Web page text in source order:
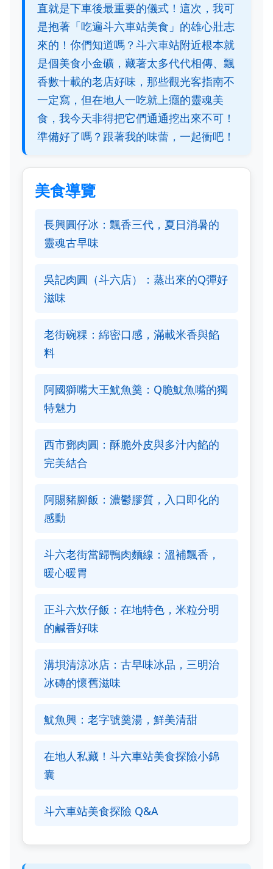
直就是下車後最重要的儀式！這次，我可
是抱著「吃遍斗六車站美食」的雄心壯志
來的！你們知道嗎？斗六車站附近根本就
是個美食小金礦，藏著太多代代相傳、飄
香數十載的老店好味，那些觀光客指南不
一定寫，但在地人一吃就上癮的靈魂美
食，我今天非得把它們通通挖出來不可！
準備好了嗎？跟著我的味蕾，一起衝吧！
美食導覽
長興圓仔冰：飄香三代，夏日消暑的
靈魂古早味
吳記肉圓（斗六店）：蒸出來的Q彈好
滋味
老街碗粿：綿密口感，滿載米香與餡
料
阿國獅嘴大王魷魚羹：Q脆魷魚嘴的獨
特魅力
西市鄧肉圓：酥脆外皮與多汁內餡的
完美結合
阿賜豬腳飯：濃鬱膠質，入口即化的
感動
斗六老街當歸鴨肉麵線：溫補飄香，
暖心暖胃
正斗六炊仔飯：在地特色，米粒分明
的鹹香好味
溝垻清涼冰店：古早味冰品，三明治
冰磚的懷舊滋味
魷魚興：老字號羹湯，鮮美清甜
在地人私藏！斗六車站美食探險小錦
囊
斗六車站美食探險 Q&A